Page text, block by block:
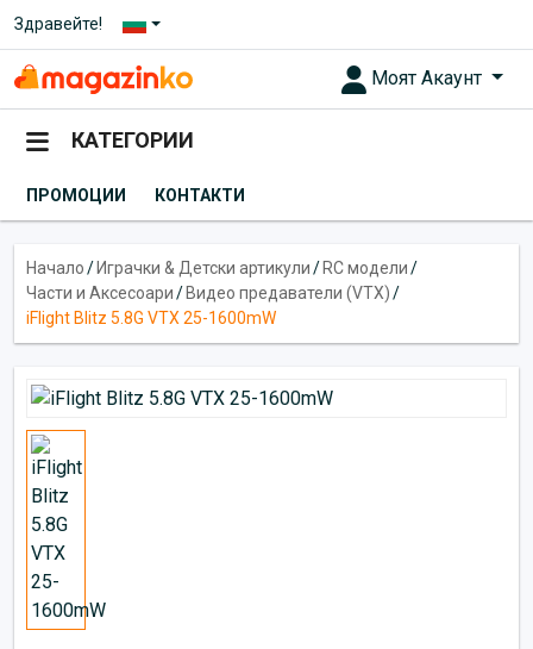
Здравейте!
Моят Акаунт
КАТЕГОРИИ
ПРОМОЦИИ КОНТАКТИ
Начало/ Играчки & Детски артикули/ RC модели/
Части и Аксесоари/ Видео предаватели (VTX)/
iFlight Blitz 5.8G VTX 25-1600mW